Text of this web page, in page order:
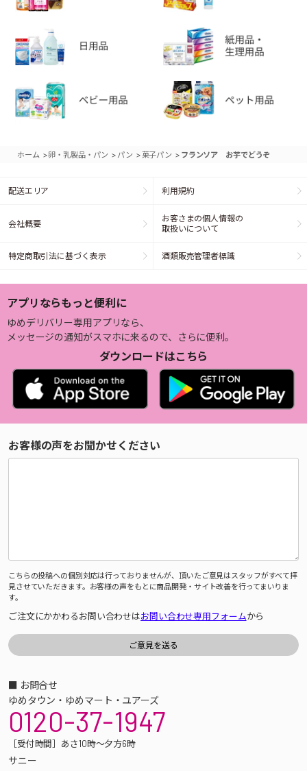
ホーム >卵・乳製品・パン > パン >菓子パン > フランソア お芋でどうぞ
配送エリア 利用規約
会社概要
お客さまの個人情報の
取扱いについて
特定商取引法に基づく表示 酒類販売管理者標識
アプリならもっと便利に
ゆめデリバリー専用アプリなら、
メッセージの通知がスマホに来るので、さらに便利。
ダウンロードはこちら
お客様の声をお聞かせください
こちらの投稿への個別対応は行っておりませんが、頂いたご意見はスタッフがすべて拝
見させていただきます。お客様の声をもとに商品開発・サイト改善を行ってまいりま
す。
ご注文にかかわるお問い合わせはお問い合わせ専用フォームから
■ お問合せ
ゆめタウン・ゆめマート・ユアーズ
0120-37-1947
［受付時間］あさ10時～夕方6時
サニー